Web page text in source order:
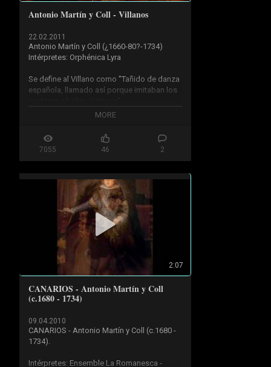
Antonio Martín y Coll - Villanos
22.02.2011
Antonio Martín y Coll (¿1660-80?-1734)
Intérpretes: Orphénica Lyra
Se define al Villano como "Tañido de danza
española, llamado así porque imitaban los
MORE
7055 46 2
2:07
CANARIOS - Antonio Martín y Coll
(c.1680 - 1734)
09.04.2010
CANARIOS - Antonio Martín y Coll (c.1680 -
1734).
Intérpretes: Ensemble La Romanesca -